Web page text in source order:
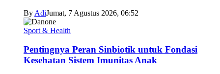
By AdiJumat, 7 Agustus 2026, 06:52
Sport & Health
Pentingnya Peran Sinbiotik untuk Fondasi
Kesehatan Sistem Imunitas Anak